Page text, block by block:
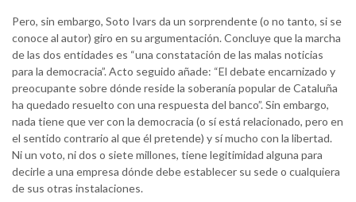
Pero, sin embargo, Soto Ivars da un sorprendente (o no tanto, si se
conoce al autor) giro en su argumentación. Concluye que la marcha
de las dos entidades es “una constatación de las malas noticias
para la democracia”. Acto seguido añade: “El debate encarnizado y
preocupante sobre dónde reside la soberanía popular de Cataluña
ha quedado resuelto con una respuesta del banco”. Sin embargo,
nada tiene que ver con la democracia (o sí está relacionado, pero en
el sentido contrario al que él pretende) y sí mucho con la libertad.
Ni un voto, ni dos o siete millones, tiene legitimidad alguna para
decirle a una empresa dónde debe establecer su sede o cualquiera
de sus otras instalaciones.